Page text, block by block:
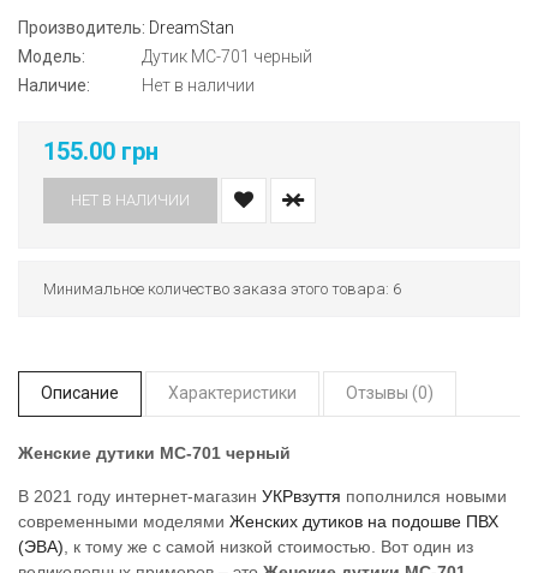
Производитель: DreamStan
Модель:
Дутик МС-701 черный
Наличие:
Нет в наличии
155.00 грн
НЕТ В НАЛИЧИИ
Минимальное количество заказа этого товара: 6
Описание Характеристики Отзывы (0)
Женские дутики МС-701 черный
В 2021 году интернет-магазин УКРвзуття пополнился новыми
современными моделями Женских дутиков на подошве ПВХ
(ЭВА) , к тому же с самой низкой стоимостью. Вот один из